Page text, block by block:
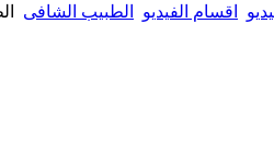
اقسام الفيديو الطبيب الشافى